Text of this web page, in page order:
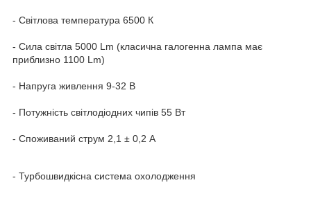
- Світлова температура 6500 К
- Сила світла 5000 Lm (класична галогенна лампа має
приблизно 1100 Lm)
- Напруга живлення 9-32 В
- Потужність світлодіодних чипів 55 Вт
- Споживаний струм 2,1 ± 0,2 А
- Турбошвидкісна система охолодження